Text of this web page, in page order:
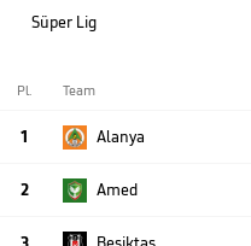
Süper Lig
Pl. Team
1 Alanya
2 Amed